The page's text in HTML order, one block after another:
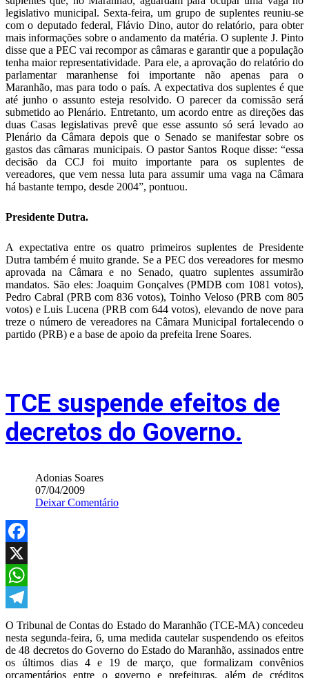
legislativo municipal. Sexta-feira, um grupo de suplentes reuniu-se
com o deputado federal, Flávio Dino, autor do relatório, para obter
mais informações sobre o andamento da matéria. O suplente J. Pinto
disse que a PEC vai recompor as câmaras e garantir que a população
tenha maior representatividade. Para ele, a aprovação do relatório do
parlamentar maranhense foi importante não apenas para o
Maranhão, mas para todo o país. A expectativa dos suplentes é que
até junho o assunto esteja resolvido. O parecer da comissão será
submetido ao Plenário. Entretanto, um acordo entre as direções das
duas Casas legislativas prevê que esse assunto só será levado ao
Plenário da Câmara depois que o Senado se manifestar sobre os
gastos das câmaras municipais. O pastor Santos Roque disse: “essa
decisão da CCJ foi muito importante para os suplentes de
vereadores, que vem nessa luta para assumir uma vaga na Câmara
há bastante tempo, desde 2004”, pontuou.
Presidente Dutra.
A expectativa entre os quatro primeiros suplentes de Presidente
Dutra também é muito grande. Se a PEC dos vereadores for mesmo
aprovada na Câmara e no Senado, quatro suplentes assumirão
mandatos. São eles: Joaquim Gonçalves (PMDB com 1081 votos),
Pedro Cabral (PRB com 836 votos), Toinho Veloso (PRB com 805
votos) e Luis Lucena (PRB com 644 votos), elevando de nove para
treze o número de vereadores na Câmara Municipal fortalecendo o
partido (PRB) e a base de apoio da prefeita Irene Soares.
TCE suspende efeitos de
decretos do Governo.
Adonias Soares
07/04/2009
Deixar Comentário
Facebook
X
WhatsApp
Telegram
O Tribunal de Contas do Estado do Maranhão (TCE-MA) concedeu
nesta segunda-feira, 6, uma medida cautelar suspendendo os efeitos
de 48 decretos do Governo do Estado do Maranhão, assinados entre
os últimos dias 4 e 19 de março, que formalizam convênios
orçamentários entre o governo e prefeituras, além de créditos